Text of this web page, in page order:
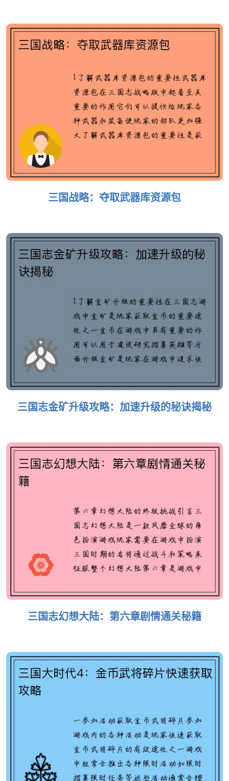
三国战略：夺取武器库资源包
三国志金矿升级攻略：加速升级的秘诀揭秘
三国志幻想大陆：第六章剧情通关秘籍